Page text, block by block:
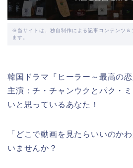
※当サイトは、独自制作による記事コンテンツ＆
ます。
韓国ドラマ『ヒーラー～最高の
主演：チ・チャンウクとパク・
いと思っているあなた！
「どこで動画を見たらいいのか
いませんか？